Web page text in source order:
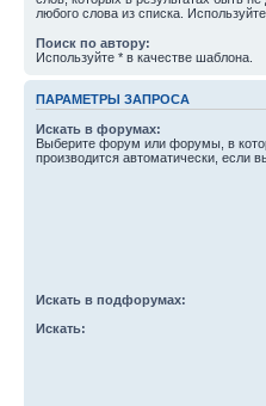
любого слова из списка. Используйте
Поиск по автору:
Используйте * в качестве шаблона.
ПАРАМЕТРЫ ЗАПРОСА
Искать в форумах:
Выберите форум или форумы, в
производится автоматически, если
Искать в подфорумах:
Искать: